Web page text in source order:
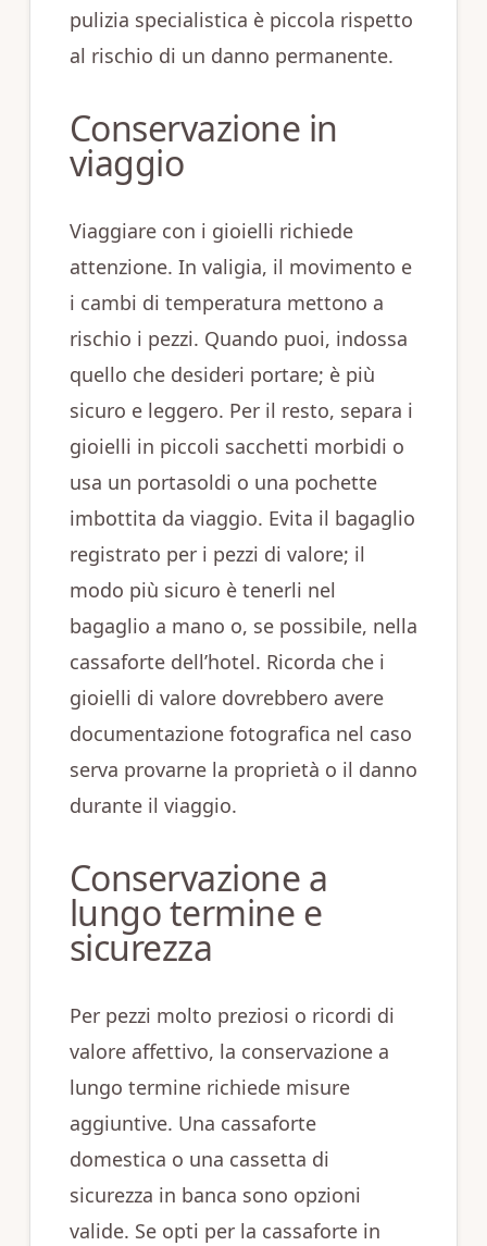
pulizia specialistica è piccola rispetto
al rischio di un danno permanente.
Conservazione in
viaggio
Viaggiare con i gioielli richiede
attenzione. In valigia, il movimento e
i cambi di temperatura mettono a
rischio i pezzi. Quando puoi, indossa
quello che desideri portare; è più
sicuro e leggero. Per il resto, separa i
gioielli in piccoli sacchetti morbidi o
usa un portasoldi o una pochette
imbottita da viaggio. Evita il bagaglio
registrato per i pezzi di valore; il
modo più sicuro è tenerli nel
bagaglio a mano o, se possibile, nella
cassaforte dell’hotel. Ricorda che i
gioielli di valore dovrebbero avere
documentazione fotografica nel caso
serva provarne la proprietà o il danno
durante il viaggio.
Conservazione a
lungo termine e
sicurezza
Per pezzi molto preziosi o ricordi di
valore affettivo, la conservazione a
lungo termine richiede misure
aggiuntive. Una cassaforte
domestica o una cassetta di
sicurezza in banca sono opzioni
valide. Se opti per la cassaforte in